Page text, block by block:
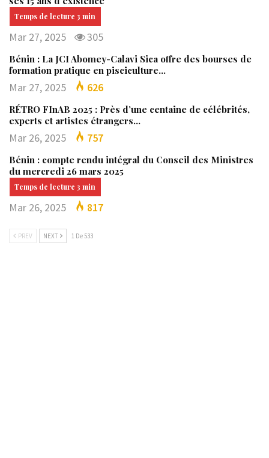
Mar 27, 2025 305
Bénin : La JCI Abomey-Calavi Sica offre des bourses de
formation pratique en pisciculture…
Mar 27, 2025 626
RÉTRO FInAB 2025 : Près d’une centaine de célébrités,
experts et artistes étrangers…
Mar 26, 2025 757
Bénin : compte rendu intégral du Conseil des Ministres
du mercredi 26 mars 2025
Mar 26, 2025 817
PREV NEXT 1 De 533